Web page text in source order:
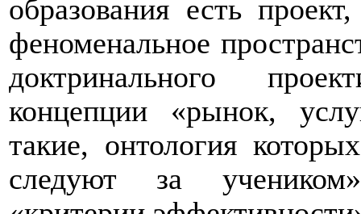
образования есть
феноменальное
доктринального
концепции «рынок,
такие, онтология
следуют за